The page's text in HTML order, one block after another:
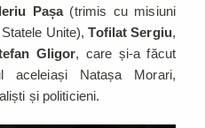
Pașa(trimis cu misiuni
Unite),Tofilat Sergiu,
Gligor, care și-a făcut
aceleiași Natașa Morari,
și politicieni.